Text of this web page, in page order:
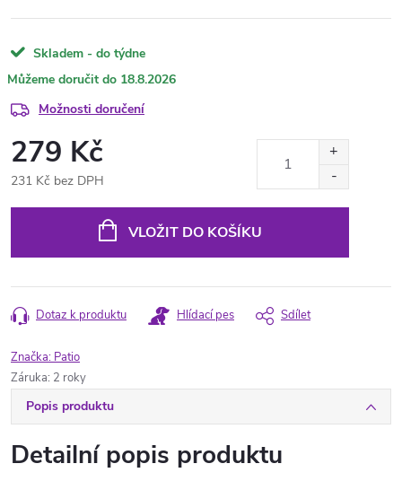
Skladem - do týdne
18.8.2026
Možnosti doručení
279 Kč
231 Kč bez DPH
VLOŽIT DO KOŠÍKU
Dotaz k produktu Hlídací pes Sdílet
Značka: Patio
Záruka: 2 roky
Popis produktu
Detailní popis produktu